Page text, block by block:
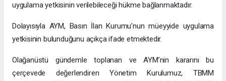
uygulama yetkisinin verilebileceği hükme bağlanmaktadır.
Dolayısıyla AYM, Basın İlan Kurumu’nun müeyyide uygulama
yetkisinin bulunduğunu açıkça ifade etmektedir.
Olağanüstü gündemle toplanan ve AYM’nin kararını bu
çerçevede değerlendiren Yönetim Kurulumuz, TBMM